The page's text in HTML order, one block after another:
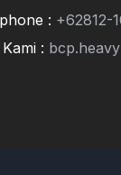
: +62812-
: